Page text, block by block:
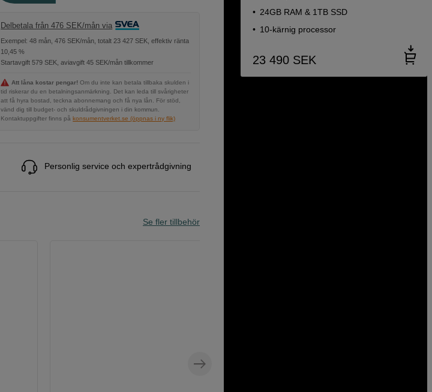
Delbetala från 476 SEK/mån via
Exempel: 48 mån, 476 SEK/mån, totalt 23 427 SEK, effektiv ränta
10,45 %
Startavgift 579 SEK, aviavgift 45 SEK/mån tillkommer
Att låna kostar pengar! Om du inte kan betala tillbaka skulden i
tid riskerar du en betalningsanmärkning. Det kan leda till svårigheter
att få hyra bostad, teckna abonnemang och få nya lån. För stöd,
vänd dig till budget- och skuldrådgivningen i din kommun.
Kontaktuppgifter finns på konsumentverket.se (öppnas i ny flik)
Personlig service och expertrådgivning
Se fler tillbehör
24GB RAM & 1TB SSD
10-kärnig processor
23 490 SEK